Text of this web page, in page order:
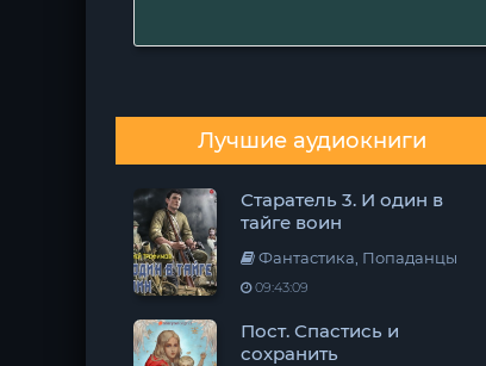
Лучшие аудиокниги
Старатель 3. И один в
тайге воин
Фантастика, Попаданцы
09:43:09
Пост. Спастись и
сохранить